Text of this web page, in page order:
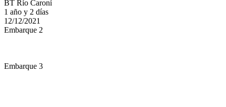
BT Río Caroní
1 año y 2 días
12/12/2021
Embarque 2
Embarque 3